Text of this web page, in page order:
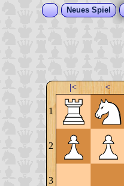
Neues Spiel
|< <
1
2
3